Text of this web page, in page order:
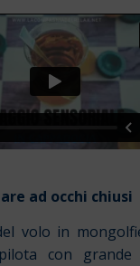
ad occhi chiusi
volo in
con grande